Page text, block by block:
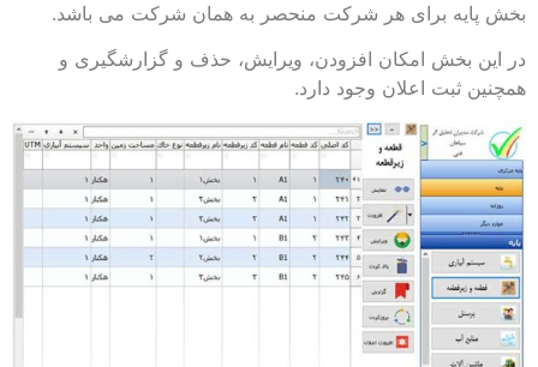
بخش پایه برای هر شرکت منحصر به همان شرکت می باشد.
در این بخش امکان افزودن، ویرایش، حذف و گزارش­گیری و
همچنین ثبت اعلان وجود دارد.